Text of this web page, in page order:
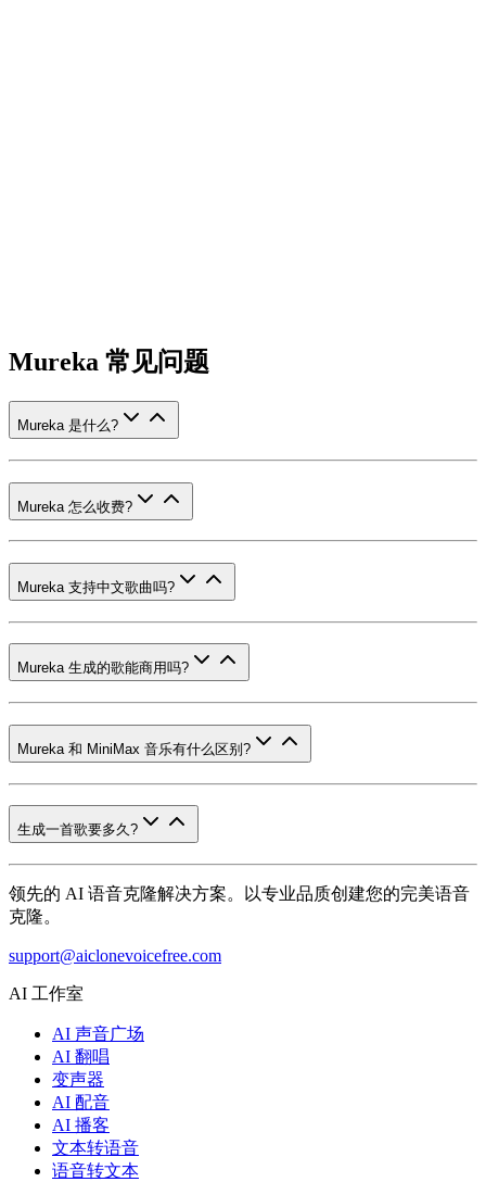
Mureka 常见问题
Mureka 是什么?
Mureka 怎么收费?
Mureka 支持中文歌曲吗?
Mureka 生成的歌能商用吗?
Mureka 和 MiniMax 音乐有什么区别?
生成一首歌要多久?
领先的 AI 语音克隆解决方案。以专业品质创建您的完美语音
克隆。
support@aiclonevoicefree.com
AI 工作室
AI 声音广场
AI 翻唱
变声器
AI 配音
AI 播客
文本转语音
语音转文本